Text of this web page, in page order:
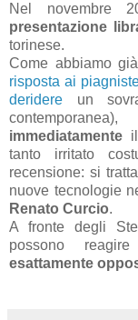
Nel novembre
presentazione
torinese.
Come abbiamo
risposta ai
deridere un
immediatamente
tanto irritato
recensione: si
nuove tecnologie
Renato Curcio.
A fronte degli
possono
esattamente